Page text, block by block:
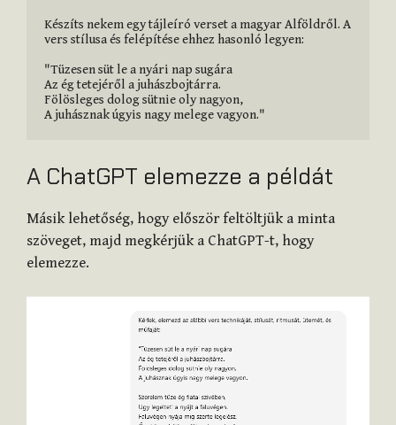
Készíts nekem egy tájleíró verset a magyar Alföldről. A
vers stílusa és felépítése ehhez hasonló legyen:
"Tüzesen süt le a nyári nap sugára
Az ég tetejéről a juhászbojtárra.
Fölösleges dolog sütnie oly nagyon,
A juhásznak úgyis nagy melege vagyon."
A ChatGPT elemezze a példát
Másik lehetőség, hogy először feltöltjük a minta
szöveget, majd megkérjük a ChatGPT-t, hogy
elemezze.